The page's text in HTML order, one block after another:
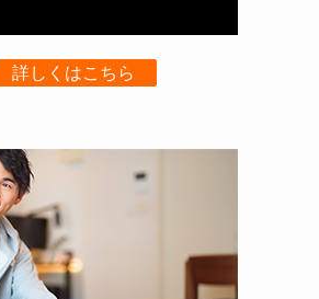
詳しくはこちら